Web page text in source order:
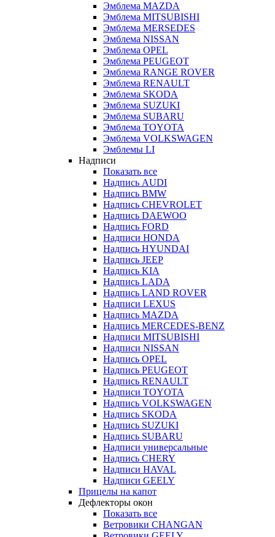
Эмблема MAZDA
Эмблема MITSUBISHI
Эмблема MERSEDES
Эмблема NISSAN
Эмблема OPEL
Эмблема PEUGEOT
Эмблема RANGE ROVER
Эмблема RENAULT
Эмблема SKODA
Эмблема SUZUKI
Эмблема SUBARU
Эмблема TOYOTA
Эмблема VOLKSWAGEN
Эмблемы LI
Надписи
Показать все
Надпись AUDI
Надпись BMW
Надпись CHEVROLET
Надпись DAEWOO
Надпись FORD
Надписи HONDA
Надпись HYUNDAI
Надпись JEEP
Надпись KIA
Надпись LADA
Надпись LAND ROVER
Надписи LEXUS
Надпись MAZDA
Надпись MERCEDES-BENZ
Надписи MITSUBISHI
Надписи NISSAN
Надпись OPEL
Надпись PEUGEOT
Надпись RENAULT
Надписи TOYOTA
Надпись VOLKSWAGEN
Надпись SKODA
Надпись SUZUKI
Надпись SUBARU
Надписи универсальные
Надпись CHERY
Надписи HAVAL
Надписи GEELY
Прицелы на капот
Дефлекторы окон
Показать все
Ветровики CHANGAN